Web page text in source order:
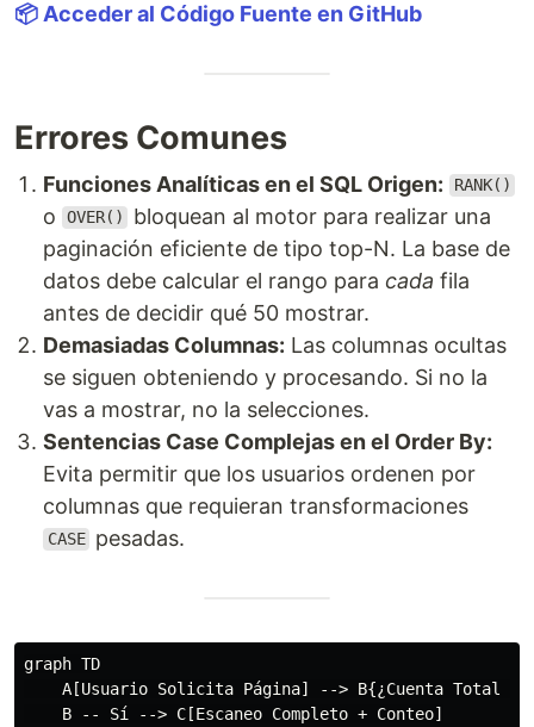
📦 Acceder al Código Fuente en GitHub
Errores Comunes
Funciones Analíticas en el SQL Origen: RANK()
o OVER()
bloquean al motor para realizar una
paginación eficiente de tipo top-N. La base de
datos debe calcular el rango para cada fila
antes de decidir qué 50 mostrar.
Demasiadas Columnas: Las columnas ocultas
se siguen obteniendo y procesando. Si no la
vas a mostrar, no la selecciones.
Sentencias Case Complejas en el Order By:
Evita permitir que los usuarios ordenen por
columnas que requieran transformaciones
CASE pesadas.
graph TD
A[Usuario Solicita Página] --> B{¿Cuenta Total
    B -- Sí --> C[Escaneo Completo + Conteo]